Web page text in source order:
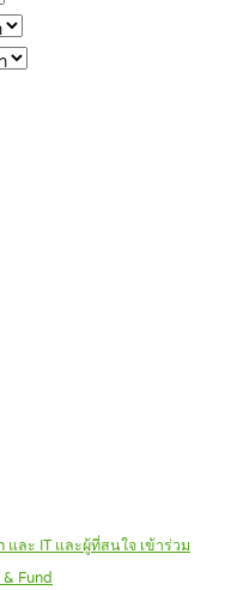
และ IT และผู้ที่สนใจ เข้าร่วม
Fund